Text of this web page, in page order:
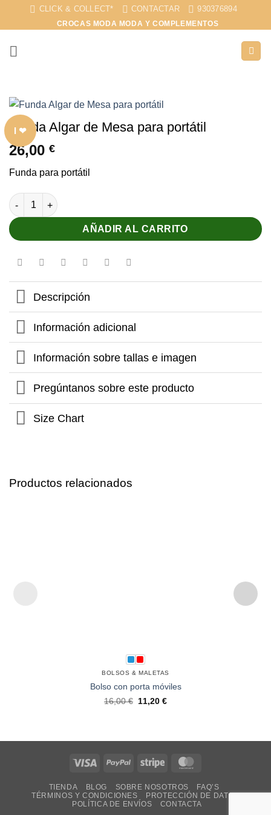
CLICK & COLLECT* CONTACTAR 930376894
CROCAS MODA MODA Y COMPLEMENTOS
I ❤
Funda Algar de Mesa para portátil
26,00 €
Funda para portátil
Funda Algar de Mesa para portátil cantidad
AÑADIR AL CARRITO
Descripción
Información adicional
Información sobre tallas e imagen
Pregúntanos sobre este producto
Size Chart
Productos relacionados
BOLSOS & MALETAS
Bolso con porta móviles
16,00€ 11,20€
Visa PayPal Stripe
TIENDA BLOG SOBRE NOSOTROS
FAQ’S
TÉRMINOS Y CONDICIONES
PROTECCIÓN DE DATOS
POLÍTICA DE ENVÍOS
CONTACTA